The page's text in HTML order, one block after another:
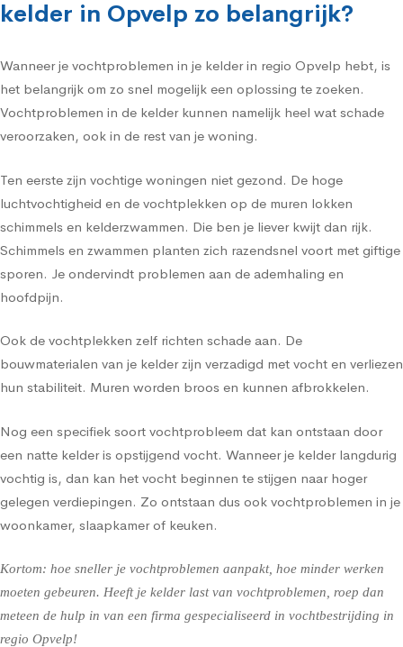
kelder in Opvelp zo belangrijk?
Wanneer je vochtproblemen in je kelder in regio Opvelp hebt, is
het belangrijk om zo snel mogelijk een oplossing te zoeken.
Vochtproblemen in de kelder kunnen namelijk heel wat schade
veroorzaken, ook in de rest van je woning.
Ten eerste zijn vochtige woningen niet gezond. De hoge
luchtvochtigheid en de vochtplekken op de muren lokken
schimmels en kelderzwammen. Die ben je liever kwijt dan rijk.
Schimmels en zwammen planten zich razendsnel voort met giftige
sporen. Je ondervindt problemen aan de ademhaling en
hoofdpijn.
Ook de vochtplekken zelf richten schade aan. De
bouwmaterialen van je kelder zijn verzadigd met vocht en verliezen
hun stabiliteit. Muren worden broos en kunnen afbrokkelen.
Nog een specifiek soort vochtprobleem dat kan ontstaan door
een natte kelder is opstijgend vocht. Wanneer je kelder langdurig
vochtig is, dan kan het vocht beginnen te stijgen naar hoger
gelegen verdiepingen. Zo ontstaan dus ook vochtproblemen in je
woonkamer, slaapkamer of keuken.
Kortom: hoe sneller je vochtproblemen aanpakt, hoe minder werken
moeten gebeuren. Heeft je kelder last van vochtproblemen, roep dan
meteen de hulp in van een firma gespecialiseerd in vochtbestrijding in
regio Opvelp!